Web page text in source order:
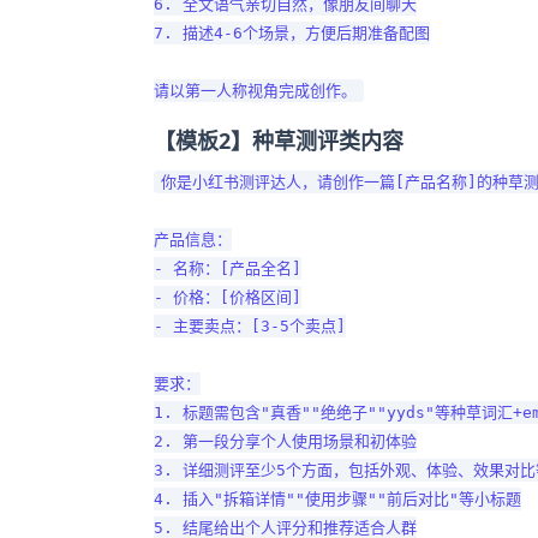
6. 全文语气亲切自然，像朋友间聊天
7. 描述4-6个场景，方便后期准备配图
【模板2】种草测评类内容
你是小红书测评达人，请创作一篇[产品名称]的种草测
产品信息：
- 名称：[产品全名]
- 价格：[价格区间]
- 主要卖点：[3-5个卖点]
要求：
1. 标题需包含"真香""绝绝子""yyds"等种草词汇
2. 第一段分享个人使用场景和初体验
3. 详细测评至少5个方面，包括外观、体验、效果对比
4. 插入"拆箱详情""使用步骤""前后对比"等小标题
5. 结尾给出个人评分和推荐适合人群